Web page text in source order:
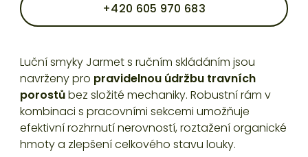
+420 605 970 683
Luční smyky Jarmet s ručním skládáním jsou
navrženy pro pravidelnou údržbu travních
porostůbez složité mechaniky. Robustní rám v
kombinaci s pracovními sekcemi umožňuje
efektivní rozhrnutí nerovností, roztažení organické
hmoty a zlepšení celkového stavu louky.